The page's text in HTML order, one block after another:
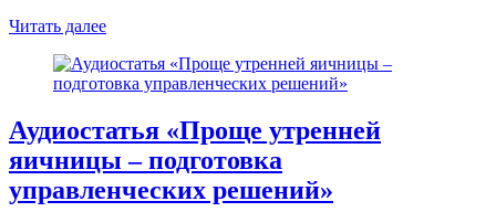
Читать далее
Аудиостатья «Проще утренней
яичницы – подготовка
управленческих решений»